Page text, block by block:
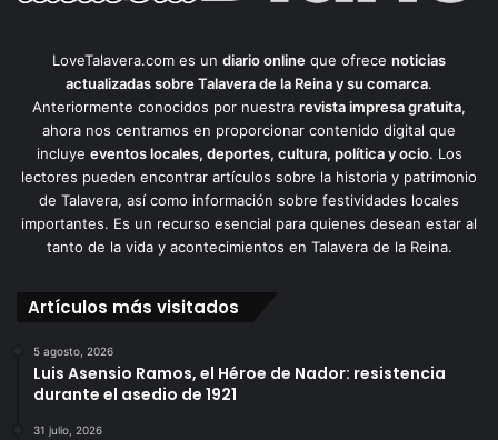
LoveTalavera.com es un diario online que ofrece noticias
actualizadas sobre Talavera de la Reina y su comarca.
Anteriormente conocidos por nuestra revista impresa gratuita,
ahora nos centramos en proporcionar contenido digital que
incluye eventos locales, deportes, cultura, política y ocio. Los
lectores pueden encontrar artículos sobre la historia y patrimonio
de Talavera, así como información sobre festividades locales
importantes. Es un recurso esencial para quienes desean estar al
tanto de la vida y acontecimientos en Talavera de la Reina.
Artículos más visitados
5 agosto, 2026
Luis Asensio Ramos, el Héroe de Nador: resistencia
durante el asedio de 1921
31 julio, 2026